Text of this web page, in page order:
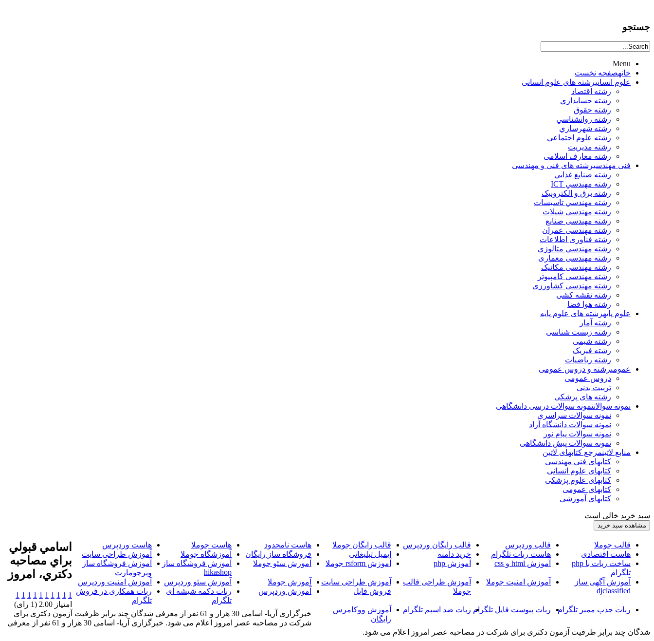
جستجو
Menu
خانهصفحه نخست
علوم انسانيرشته های علوم انسانی
رشته اقتصاد
رشته حسابداري
رشته حقوق
رشته روانشناسي
رشته شهرسازي
رشته علوم اجتماعي
رشته مديريت
رشته معارف اسلامی
فنی مهندسیرشته های فنی و مهندسی
رشته صنايع غذايي
رشته مهندسي ICT
رشته برق و الکترونيک
رشته مهندسي تاسيسات
رشته مهندسی شیلات
رشته مهندسی صنایع
رشته مهندسی عمران
رشته فناوری اطلاعات
رشته مهندسي متالوژي
رشته مهندسی معماری
رشته مهندسی مکانیک
رشته مهندسی کامپیوتر
رشته مهندسی کشاورزی
رشته نقشه کشی
رشته هوا فضا
علوم پایهرشته های علوم پایه
رشته آمار
رشته زیست شناسی
رشته شیمی
رشته فیزیک
رشته ریاضیات
عمومیرشته و دروس عمومی
دروس عمومی
تربیت بدنی
رشته های پزشکی
نمونه سوالاتنمونه سوالات درسی دانشگاهی
نمونه سوالات سراسری
نمونه سوالات دانشگاه آزاد
نمونه سوالات پیام نور
نمونه سوالات پیش دانشگاهی
منابع لاتینمرجع کتابهای لاتین
کتابهای فنی مهندسی
کتابهای علوم انسانی
کتابهای علوم پزشکی
کتابهای عمومی
کتابهای آموزشی
سبد خرید خالی است
قالب جوملا قالب وردپرس قالب رایگان وردپرس قالب رایگان جوملا هاست نامحدود هاست جوملا
هاست وردپرس
هاست اقتصادی
هاست ربات تلگرام خرید دامنه ایمیل تبلیغاتی فروشگاه ساز رایگان آموزشگاه جوملا
آموزش طراحی سایت
ساخت ربات با php
تلگرام
آموزش html و css آموزش php آموزش rsform جوملا آموزش سئو جوملا
آموزش فروشگاه ساز
hikashop
آموزش فروشگاه ساز
ویرچومارت
آموزش آگهی ساز
djclassified
آموزش امنیت جوملا
آموزش طراحی قالب
جوملا
آموزش طراحی سایت
فروش فایل
آموزش جوملا آموزش سئو وردپرس
آموزش امنیت وردپرس
آموزش وردپرس
ربات دکمه شیشه ای
تلگرام
ربات همکاری در فروش
تلگرام
ربات جذب ممبر تلگرام
ربات پیوست فایل تلگرام ربات ضد اسپم تلگرام
آموزش ووکامرس
رایگان
اسامي قبولي
براي مصاحبه
دکتري، امروز
1
1
1
1
1
1
1
1
1
1
امتیاز 2.00 (1 رای)
خبرگزاری آریا- اسامی 30 هزار و 61 نفر از معرفی شدگان چند برابر ظرفیت آزمون دکتری برای
شرکت در مصاحبه عصر امروز اعلام می شود. خبرگزاری آریا- اسامی 30 هزار و 61 نفر از معرفی
شدگان چند برابر ظرفیت آزمون دکتری برای شرکت در مصاحبه عصر امروز اعلام می شود.